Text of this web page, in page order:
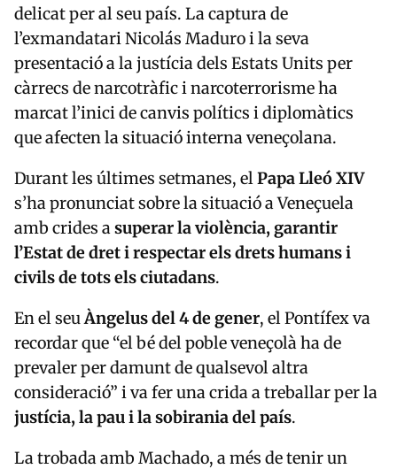
delicat per al seu país. La captura de
l’exmandatari Nicolás Maduro i la seva
presentació a la justícia dels Estats Units per
càrrecs de narcotràfic i narcoterrorisme ha
marcat l’inici de canvis polítics i diplomàtics
que afecten la situació interna veneçolana.
Durant les últimes setmanes, el Papa Lleó XIV
s’ha pronunciat sobre la situació a Veneçuela
amb crides a superar la violència, garantir
l’Estat de dret i respectar els drets humans i
civils de tots els ciutadans.
En el seu Àngelus del 4 de gener, el Pontífex va
recordar que “el bé del poble veneçolà ha de
prevaler per damunt de qualsevol altra
consideració” i va fer una crida a treballar per la
justícia, la pau i la sobirania del país.
La trobada amb Machado, a més de tenir un